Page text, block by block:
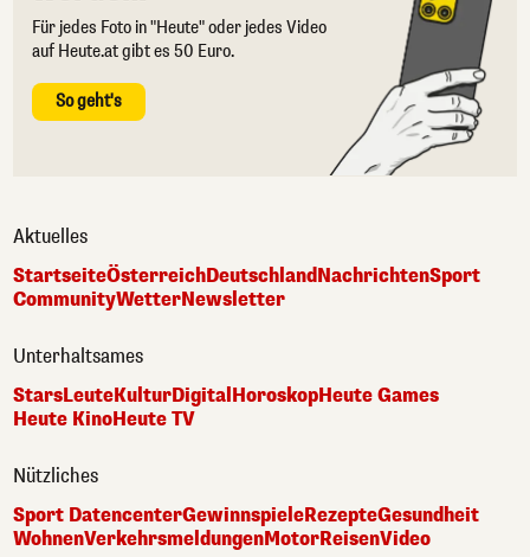
Für jedes Foto in "Heute" oder jedes Video
auf Heute.at gibt es 50 Euro.
So geht's
Aktuelles
StartseiteÖsterreichDeutschlandNachrichtenSport
CommunityWetterNewsletter
Unterhaltsames
StarsLeuteKulturDigital HoroskopHeute Games
Heute KinoHeute TV
Nützliches
Sport DatencenterGewinnspieleRezepteGesundheit
WohnenVerkehrsmeldungenMotorReisenVideo